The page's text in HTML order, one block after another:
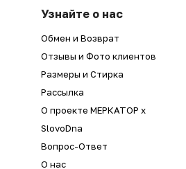
Узнайте о нас
Обмен и Возврат
Отзывы и Фото клиентов
Размеры и Стирка
Рассылка
О проекте МЕРКАТОР x
SlovoDna
Вопрос-Ответ
О нас